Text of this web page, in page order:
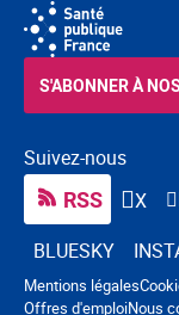
Suivez-nous
RSS X
BLUESKY
S'ABONNER À
Navigation pied de page
Mentions légales
Offres d'emploiNous